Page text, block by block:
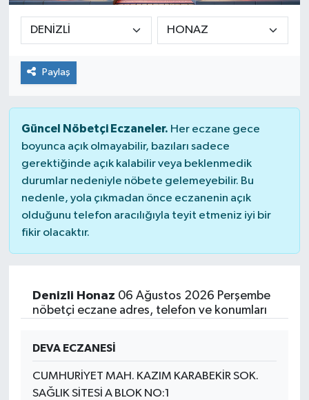
Paylaş
Güncel Nöbetçi Eczaneler. Her eczane gece
boyunca açık olmayabilir, bazıları sadece
gerektiğinde açık kalabilir veya beklenmedik
durumlar nedeniyle nöbete gelemeyebilir. Bu
nedenle, yola çıkmadan önce eczanenin açık
olduğunu telefon aracılığıyla teyit etmeniz iyi bir
fikir olacaktır.
Denizli Honaz 06 Ağustos 2026 Perşembe
nöbetçi eczane adres, telefon ve konumları
DEVA ECZANESİ
CUMHURİYET MAH. KAZIM KARABEKİR SOK.
SAĞLIK SİTESİ A BLOK NO:1